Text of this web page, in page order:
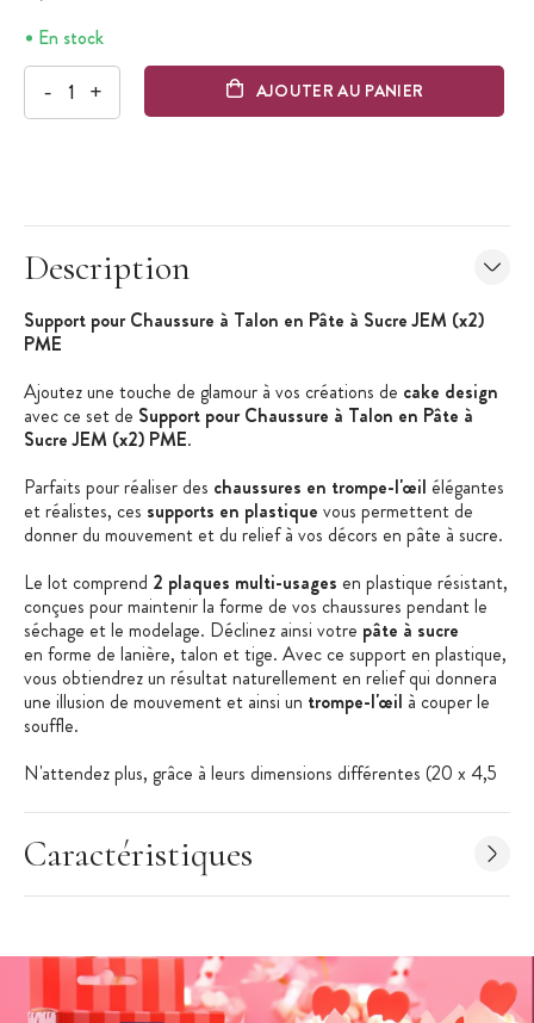
En stock
- + AJOUTER AU PANIER
Description
Support pour Chaussure à Talon en Pâte à Sucre JEM (x2)
PME
Ajoutez une touche de glamour à vos créations de cake design
avec ce set de Support pour Chaussure à Talon en Pâte à
Sucre JEM (x2) PME.
Parfaits pour réaliser des chaussures en trompe-l'œil élégantes
et réalistes, ces supports en plastique vous permettent de
donner du mouvement et du relief à vos décors en pâte à sucre.
Le lot comprend 2 plaques multi-usages en plastique résistant,
conçues pour maintenir la forme de vos chaussures pendant le
séchage et le modelage. Déclinez ainsi votre pâte à sucre
en forme de lanière, talon et tige. Avec ce support en plastique,
vous obtiendrez un résultat naturellement en relief qui donnera
une illusion de mouvement et ainsi un trompe-l'œil à couper le
souffle.
N'attendez plus, grâce à leurs dimensions différentes (20 x 4,5
adaptés à vos envies créatives.
Les + produit :
2 plaques m
ulti-usages
Entretien facile
Caractéristiques